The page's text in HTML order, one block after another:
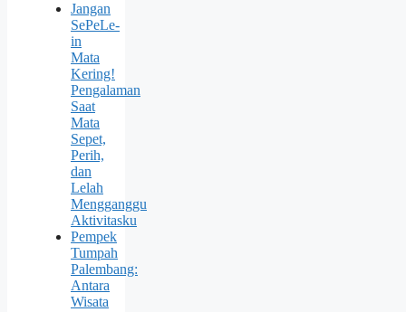
Jangan
SePeLe-
in
Mata
Kering!
Pengalaman
Saat
Mata
Sepet,
Perih,
dan
Lelah
Mengganggu
Aktivitasku
Pempek
Tumpah
Palembang:
Antara
Wisata